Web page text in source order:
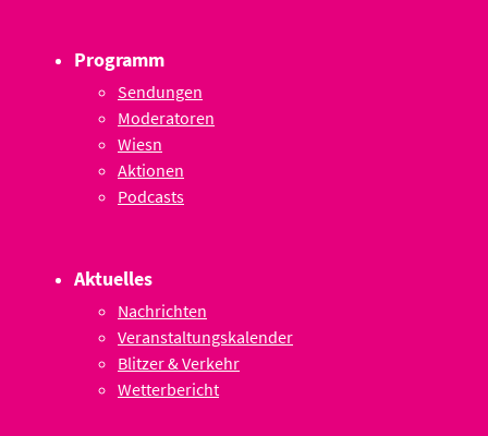
Programm
Sendungen
Moderatoren
Wiesn
Aktionen
Podcasts
Aktuelles
Nachrichten
Veranstaltungskalender
Blitzer & Verkehr
Wetterbericht